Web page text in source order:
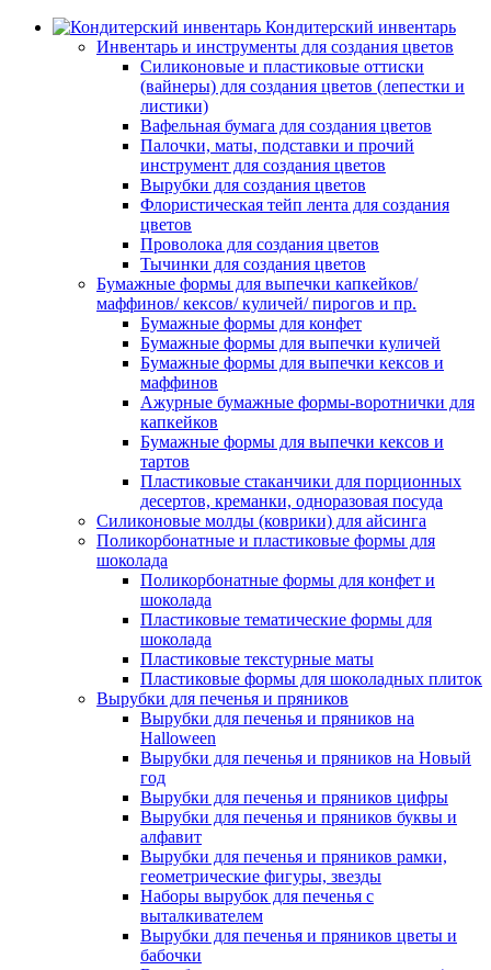
Кондитерский инвентарь
Инвентарь и инструменты для создания цветов
Силиконовые и пластиковые оттиски
(вайнеры) для создания цветов (лепестки и
листики)
Вафельная бумага для создания цветов
Палочки, маты, подставки и прочий
инструмент для создания цветов
Вырубки для создания цветов
Флористическая тейп лента для создания
цветов
Проволока для создания цветов
Тычинки для создания цветов
Бумажные формы для выпечки капкейков/
маффинов/ кексов/ куличей/ пирогов и пр.
Бумажные формы для конфет
Бумажные формы для выпечки куличей
Бумажные формы для выпечки кексов и
маффинов
Ажурные бумажные формы-воротнички для
капкейков
Бумажные формы для выпечки кексов и
тартов
Пластиковые стаканчики для порционных
десертов, креманки, одноразовая посуда
Силиконовые молды (коврики) для айсинга
Поликорбонатные и пластиковые формы для
шоколада
Поликорбонатные формы для конфет и
шоколада
Пластиковые тематические формы для
шоколада
Пластиковые текстурные маты
Пластиковые формы для шоколадных плиток
Вырубки для печенья и пряников
Вырубки для печенья и пряников на
Halloween
Вырубки для печенья и пряников на Новый
год
Вырубки для печенья и пряников цифры
Вырубки для печенья и пряников буквы и
алфавит
Вырубки для печенья и пряников рамки,
геометрические фигуры, звезды
Наборы вырубок для печенья с
выталкивателем
Вырубки для печенья и пряников цветы и
бабочки